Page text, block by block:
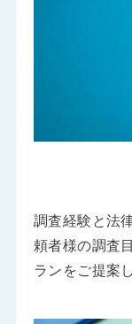
調査経験と法
頼者様の調査
ランをご提案